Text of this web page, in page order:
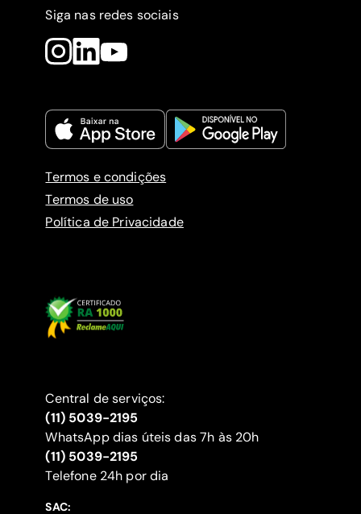
Siga nas redes sociais
Termos e condições
Termos de uso
Política de Privacidade
Central de serviços:
(11) 5039-2195
WhatsApp dias úteis das 7h às 20h
(11) 5039-2195
‍Telefone 24h por dia
SAC: